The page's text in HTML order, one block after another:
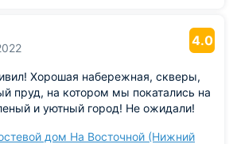
4.0
Хорошая набережная, скверы,
пруд, на котором мы покатались на
и уютный город! Не ожидали!
дом На Восточной (Нижний